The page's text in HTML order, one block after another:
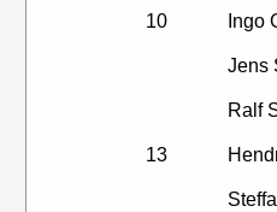
10 Ingo
Jens
Ralf
13